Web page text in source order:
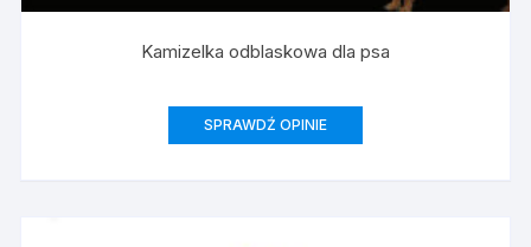
Kamizelka odblaskowa dla psa
SPRAWDŹ OPINIE